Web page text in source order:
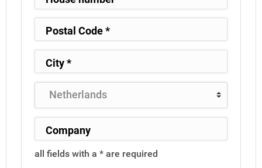
all fields with a * are required